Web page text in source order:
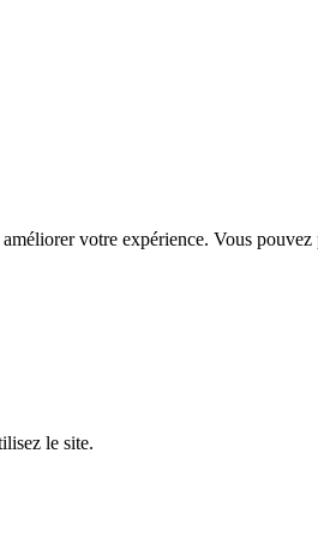
votre expérience. Vous pouvez
le site.